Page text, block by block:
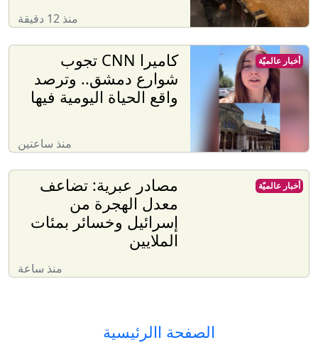
منذ 12 دقيقة
كاميرا CNN تجوب
شوارع دمشق.. وترصد
واقع الحياة اليومية فيها
منذ ساعتين
أخبار عالميّة
مصادر عبرية: تضاعف
معدل الهجرة من
إسرائيل وخسائر بمئات
الملايين
منذ ساعة
أخبار عالميّة
الصفحة االرئيسية